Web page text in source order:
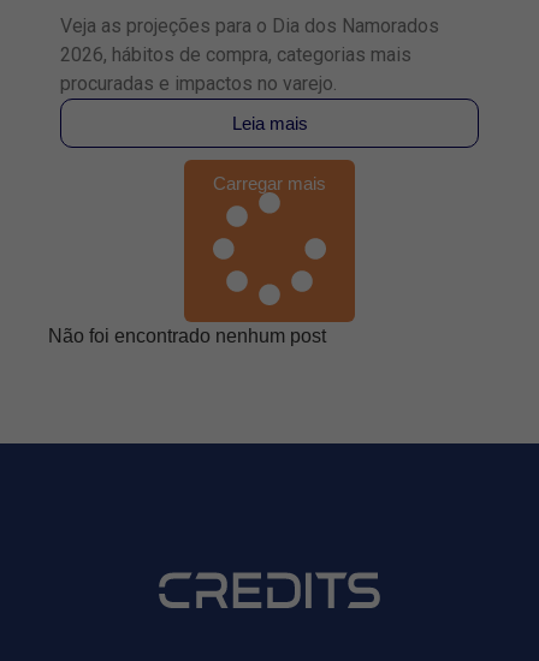
Veja as projeções para o Dia dos Namorados
2026, hábitos de compra, categorias mais
procuradas e impactos no varejo.
Leia mais
Carregar mais
Não foi encontrado nenhum post